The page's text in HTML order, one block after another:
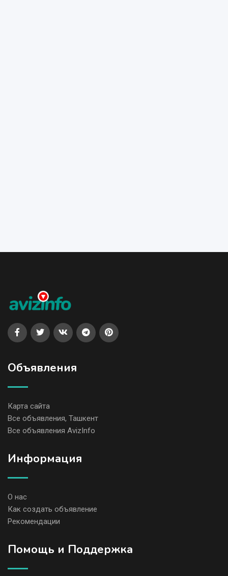
Объявления
Карта сайта
Все объявления, Ташкент
Все объявления AvizInfo
Информация
О нас
Как создать объявление
Рекомендации
Помощь и Поддержка